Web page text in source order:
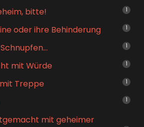
bitte! 1
oder ihre Behinderung 1
1
mit Würde 1
Treppe 1
1
mit geheimer